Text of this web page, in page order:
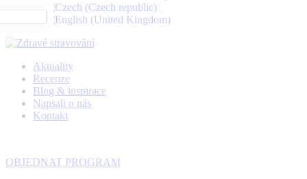
Aktuality
Recenze
Blog & inspirace
Napsali o nás
Kontakt
OBJEDNAT PROGRAM